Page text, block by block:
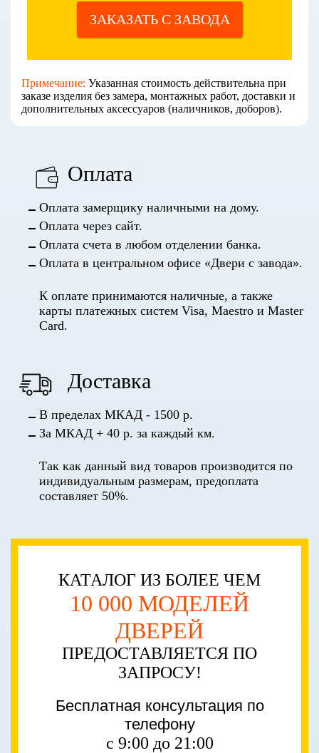
ЗАКАЗАТЬ С ЗАВОДА
Примечание: Указанная стоимость действительна при
заказе изделия без замера, монтажных работ, доставки и
дополнительных аксессуаров (наличников, доборов).
Оплата
Оплата замерщику наличными на дому.
Оплата через сайт.
Оплата счета в любом отделении банка.
Оплата в центральном офисе «Двери с завода».
К оплате принимаются наличные, а также
карты платежных систем Visa, Maestro и Master
Card.
Доставка
В пределах МКАД - 1500 р.
За МКАД + 40 р. за каждый км.
Так как данный вид товаров производится по
индивидуальным размерам, предоплата
составляет 50%.
КАТАЛОГ ИЗ БОЛЕЕ ЧЕМ
10 000 МОДЕЛЕЙ
ДВЕРЕЙ
ПРЕДОСТАВЛЯЕТСЯ ПО
ЗАПРОСУ!
Бесплатная консультация по
телефону
с 9:00 до 21:00